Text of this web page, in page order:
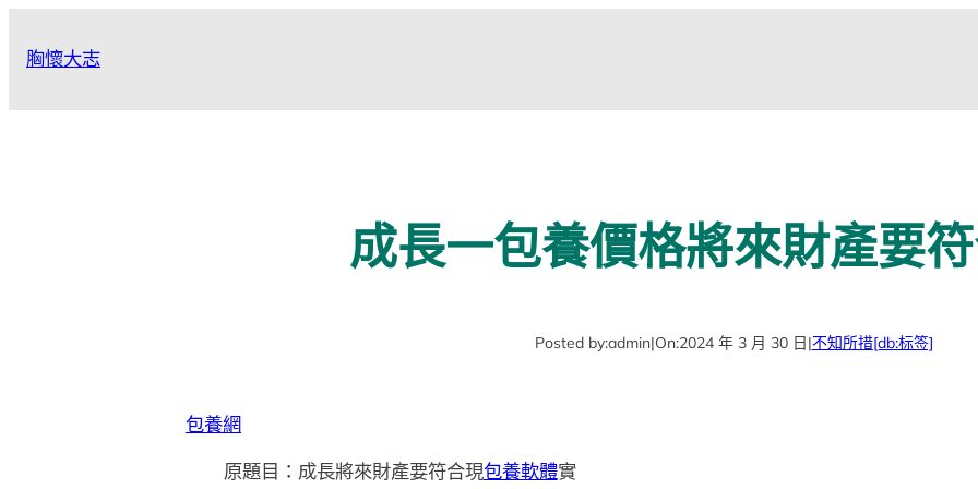
胸懷大志
成長一包養價格將來財產要
Posted by:admin|On:2024 年 3 月 30 日|不知所措[db:标签]
包養網
原題目：成長將來財產要符合現包養軟體實